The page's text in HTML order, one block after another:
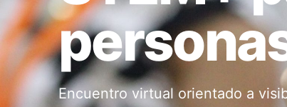
Encuentro virtual orientado a